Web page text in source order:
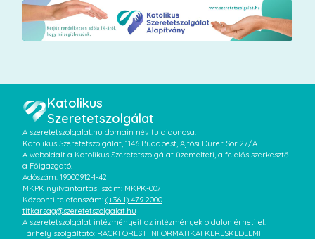
Katolikus
Szeretetszolgálat
A szeretetszolgalat.hu domain név tulajdonosa:
Katolikus Szeretetszolgálat, 1146 Budapest, Ajtósi Dürer Sor 27/A.
A weboldalt a Katolikus Szeretetszolgálat üzemelteti, a felelős szerkesztő
a Főigazgató.
Adószám: 19000912-1-42
MKPK nyilvántartási szám: MKPK-007
Központi telefonszám: (+36 1) 479 2000
titkarsag@szeretetszolgalat.hu
A szeretetszolgálat intézményeit az intézmények oldalon érheti el.
Tárhely szolgáltató: RACKFOREST INFORMATIKAI KERESKEDELMI